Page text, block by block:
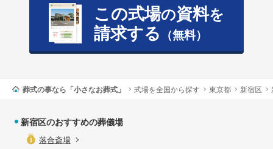
この式場の資料を
請求する （無料）
葬式の事なら「小さなお葬式」 式場を全国から探す 東京都 新宿区
新宿区のおすすめの葬儀場
落合斎場